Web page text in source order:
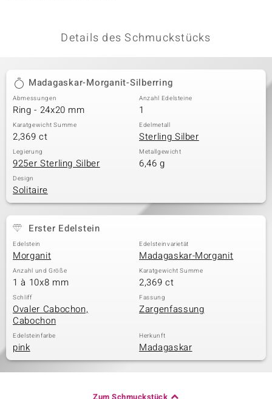
Details des Schmuckstücks
Madagaskar-Morganit-Silberring
Abmessungen
Ring - 24x20 mm
Anzahl Edelsteine
1
Karatgewicht Summe
2,369 ct
Edelmetall
Sterling Silber
Legierung
925er Sterling Silber
Metallgewicht
6,46 g
Design
Solitaire
Erster Edelstein
Edelstein
Morganit
Edelsteinvarietät
Madagaskar-Morganit
Anzahl und Größe
1 à 10x8 mm
Karatgewicht Summe
2,369 ct
Schliff
Ovaler Cabochon,
Cabochon
Fassung
Zargenfassung
Edelsteinfarbe
pink
Herkunft
Madagaskar